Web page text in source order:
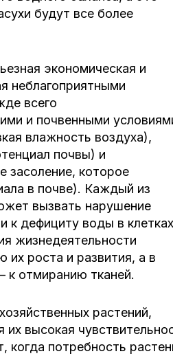
будут все более
экономическая и
неблагоприятными
всего
и почвенными
влажность воздуха),
почвы) и
засоление, которое
в почве). Каждый из
вызвать нарушение
к дефициту воды в
жизнедеятельности
роста и развития, а в
к отмиранию тканей.
растений,
высокая
когда потребность